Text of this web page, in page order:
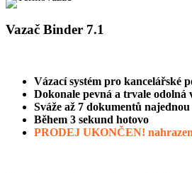
Vazač Binder 7.1
Vázací systém pro kancelářské
Dokonale pevná a trvale odolná
Sváže až 7 dokumentů najednou
Během 3 sekund hotovo
PRODEJ UKONČEN!